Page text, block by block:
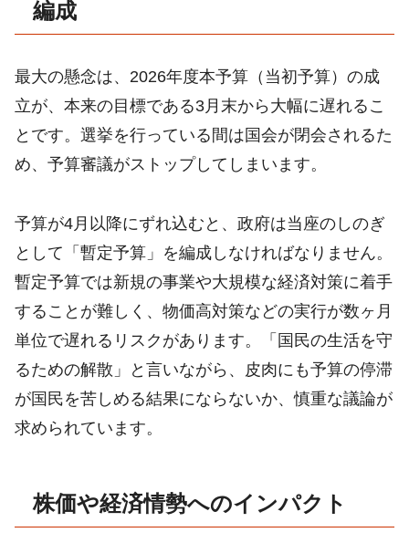
編成
最大の懸念は、2026年度本予算（当初予算）の成
立が、本来の目標である3月末から大幅に遅れるこ
とです。選挙を行っている間は国会が閉会されるた
め、予算審議がストップしてしまいます。
予算が4月以降にずれ込むと、政府は当座のしのぎ
として「暫定予算」を編成しなければなりません。
暫定予算では新規の事業や大規模な経済対策に着手
することが難しく、物価高対策などの実行が数ヶ月
単位で遅れるリスクがあります。「国民の生活を守
るための解散」と言いながら、皮肉にも予算の停滞
が国民を苦しめる結果にならないか、慎重な議論が
求められています。
株価や経済情勢へのインパクト